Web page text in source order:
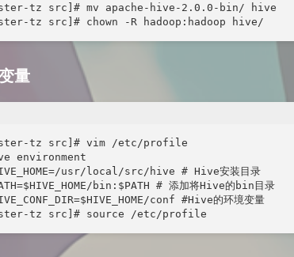
tz src]# mv apache-hive-2.0.0-bin/ hive
tz src]# chown -R hadoop:hadoop hive/
量
tz src]# vim /etc/profile
environment
usr/local/src/hive # Hive安装目录
bin:$PATH # 添加将Hive的bin目录
conf #Hive的环境变量
tz src]# source /etc/profile